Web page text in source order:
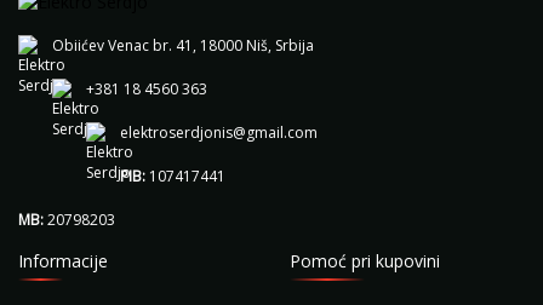
Obiićev Venac br. 41, 18000 Niš, Srbija
+381 18 4560 363
elektroserdjonis@gmail.com
PIB: 107417441
MB:20798203
Informacije Pomoć pri kupovini